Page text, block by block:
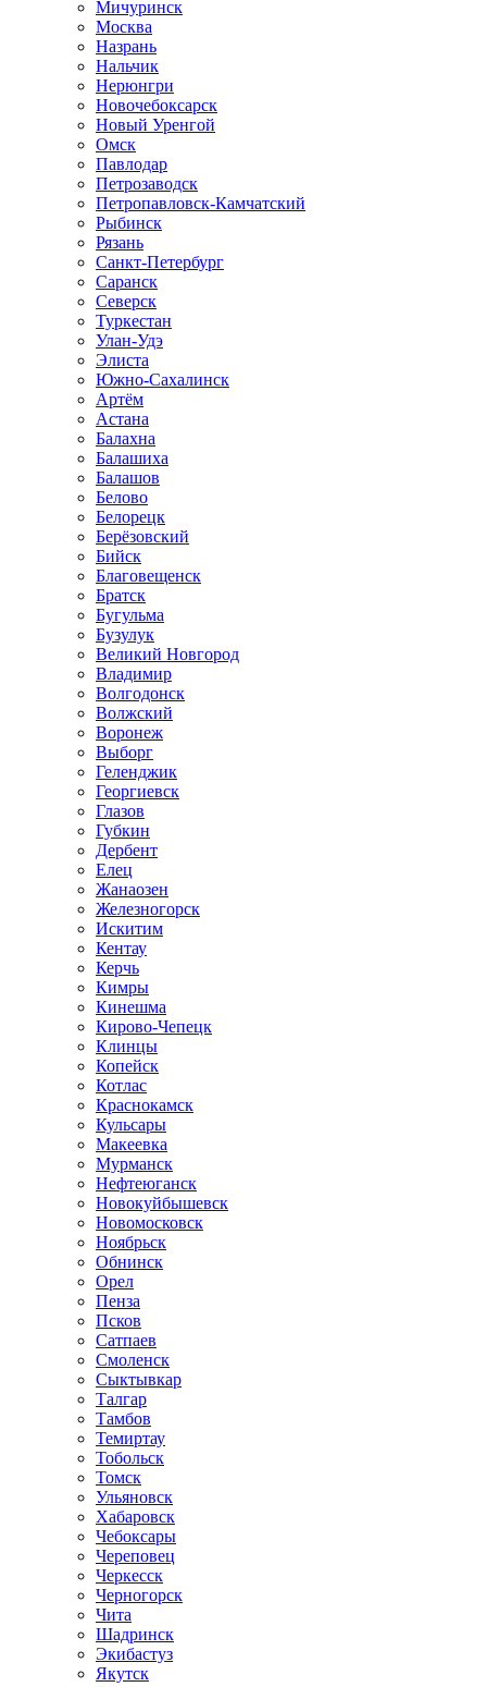
Мичуринск
Москва
Назрань
Нальчик
Нерюнгри
Новочебоксарск
Новый Уренгой
Омск
Павлодар
Петрозаводск
Петропавловск-Камчатский
Рыбинск
Рязань
Санкт-Петербург
Саранск
Северск
Туркестан
Улан-Удэ
Элиста
Южно-Сахалинск
Артём
Астана
Балахна
Балашиха
Балашов
Белово
Белорецк
Берёзовский
Бийск
Благовещенск
Братск
Бугульма
Бузулук
Великий Новгород
Владимир
Волгодонск
Волжский
Воронеж
Выборг
Геленджик
Георгиевск
Глазов
Губкин
Дербент
Елец
Жанаозен
Железногорск
Искитим
Кентау
Керчь
Кимры
Кинешма
Кирово-Чепецк
Клинцы
Копейск
Котлас
Краснокамск
Кульсары
Макеевка
Мурманск
Нефтеюганск
Новокуйбышевск
Новомосковск
Ноябрьск
Обнинск
Орел
Пенза
Псков
Сатпаев
Смоленск
Сыктывкар
Талгар
Тамбов
Темиртау
Тобольск
Томск
Ульяновск
Хабаровск
Чебоксары
Череповец
Черкесск
Черногорск
Чита
Шадринск
Экибастуз
Якутск